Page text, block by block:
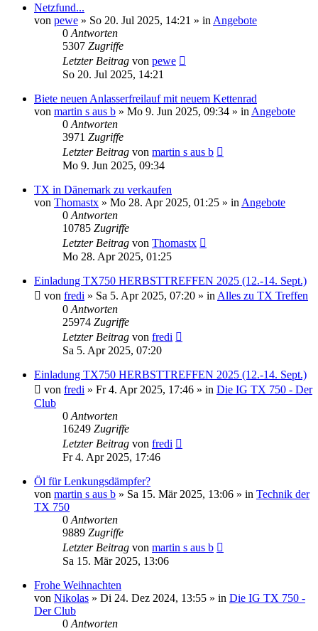
Netzfund...
von pewe » So 20. Jul 2025, 14:21 » in Angebote
0 Antworten
5307 Zugriffe
Letzter Beitrag von pewe
So 20. Jul 2025, 14:21
Biete neuen Anlasserfreilauf mit neuem Kettenrad
von martin s aus b » Mo 9. Jun 2025, 09:34 » in Angebote
0 Antworten
3971 Zugriffe
Letzter Beitrag von martin s aus b
Mo 9. Jun 2025, 09:34
TX in Dänemark zu verkaufen
von Thomastx » Mo 28. Apr 2025, 01:25 » in Angebote
0 Antworten
10785 Zugriffe
Letzter Beitrag von Thomastx
Mo 28. Apr 2025, 01:25
Einladung TX750 HERBSTTREFFEN 2025 (12.-14. Sept.)
von fredi » Sa 5. Apr 2025, 07:20 » in Alles zu TX Treffen
0 Antworten
25974 Zugriffe
Letzter Beitrag von fredi
Sa 5. Apr 2025, 07:20
Einladung TX750 HERBSTTREFFEN 2025 (12.-14. Sept.)
von fredi » Fr 4. Apr 2025, 17:46 » in Die IG TX 750 - Der
Club
0 Antworten
16249 Zugriffe
Letzter Beitrag von fredi
Fr 4. Apr 2025, 17:46
Öl für Lenkungsdämpfer?
von martin s aus b » Sa 15. Mär 2025, 13:06 » in Technik der
TX 750
0 Antworten
9889 Zugriffe
Letzter Beitrag von martin s aus b
Sa 15. Mär 2025, 13:06
Frohe Weihnachten
von Nikolas » Di 24. Dez 2024, 13:55 » in Die IG TX 750 -
Der Club
0 Antworten